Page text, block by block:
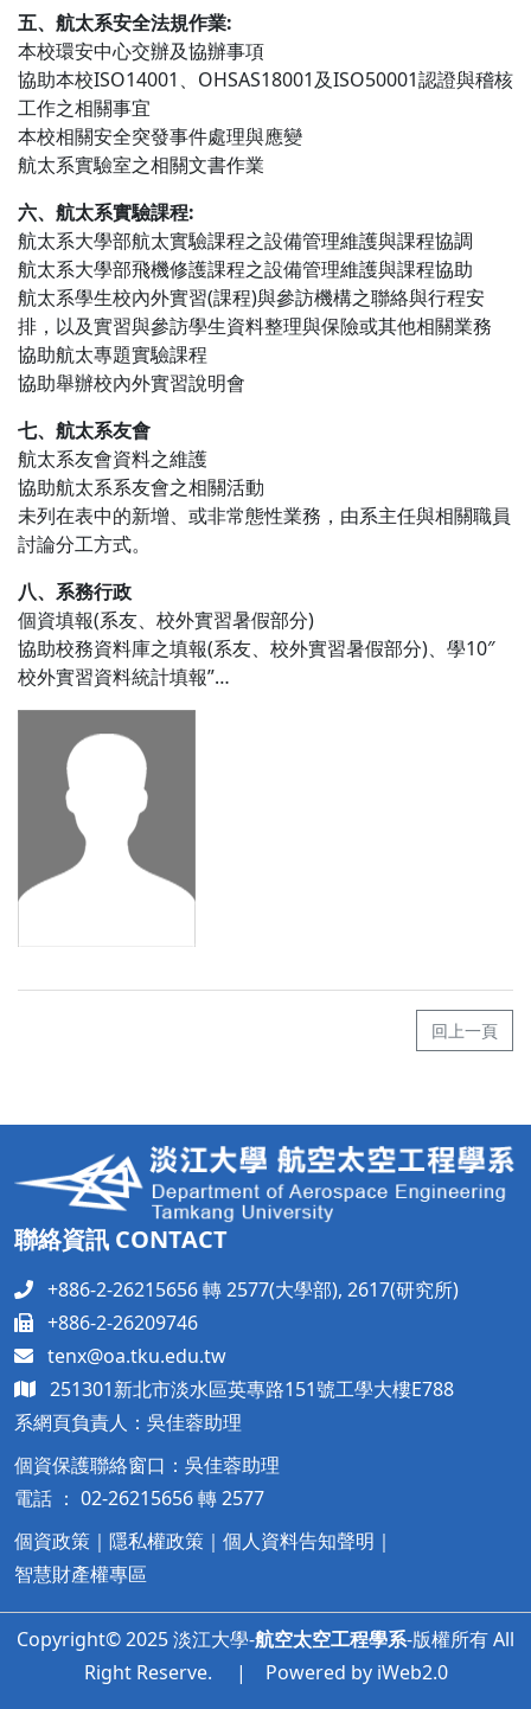
五、航太系安全法規作業:
本校環安中心交辦及協辦事項
協助本校ISO14001、OHSAS18001及ISO50001認證與稽核
工作之相關事宜
本校相關安全突發事件處理與應變
航太系實驗室之相關文書作業
六、航太系實驗課程:
航太系大學部航太實驗課程之設備管理維護與課程協調
航太系大學部飛機修護課程之設備管理維護與課程協助
航太系學生校內外實習(課程)與參訪機構之聯絡與行程安
排，以及實習與參訪學生資料整理與保險或其他相關業務
協助航太專題實驗課程
協助舉辦校內外實習說明會
七、航太系友會
航太系友會資料之維護
協助航太系系友會之相關活動
未列在表中的新增、或非常態性業務，由系主任與相關職員
討論分工方式。
八、系務行政
個資填報(系友、校外實習暑假部分)
協助校務資料庫之填報(系友、校外實習暑假部分)、學10″
校外實習資料統計填報”…
回上一頁
聯絡資訊 CONTACT
+886-2-26215656 轉 2577(大學部), 2617(研究所)
+886-2-26209746
tenx@oa.tku.edu.tw
251301新北市淡水區英專路151號工學大樓E788
系網頁負責人：吳佳蓉助理
個資保護聯絡窗口：吳佳蓉助理
電話 ： 02-26215656 轉 2577
個資政策 ｜ 隱私權政策 ｜ 個人資料告知聲明 ｜
智慧財產權專區
Copyright© 2025 淡江大學-航空太空工程學系-版權所有 All
Right Reserve. | Powered by iWeb2.0